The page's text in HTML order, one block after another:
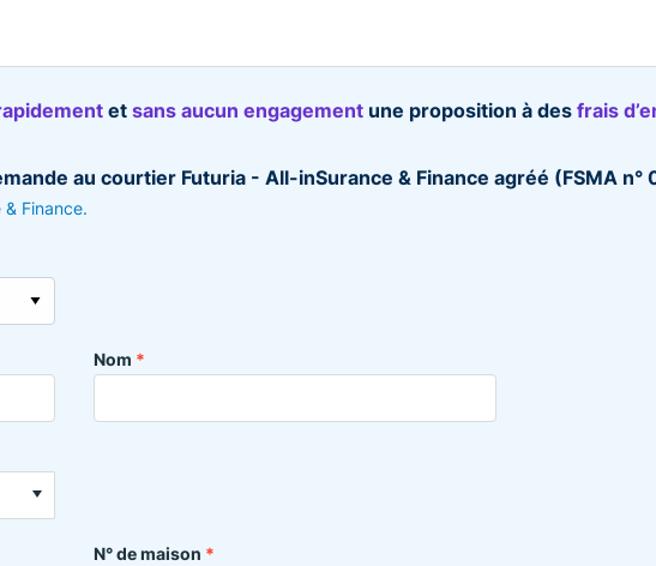
et sans aucun engagement une proposition à des frais
au courtier Futuria - All-inSurance & Finance agréé (FSMA n°
Finance.
Nom *
N° de maison *